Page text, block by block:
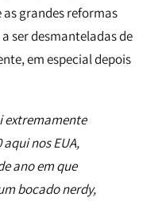
grandes reformas
ser desmanteladas de
em especial depois
extremamente
nos EUA,
ano em que
bocado nerdy,